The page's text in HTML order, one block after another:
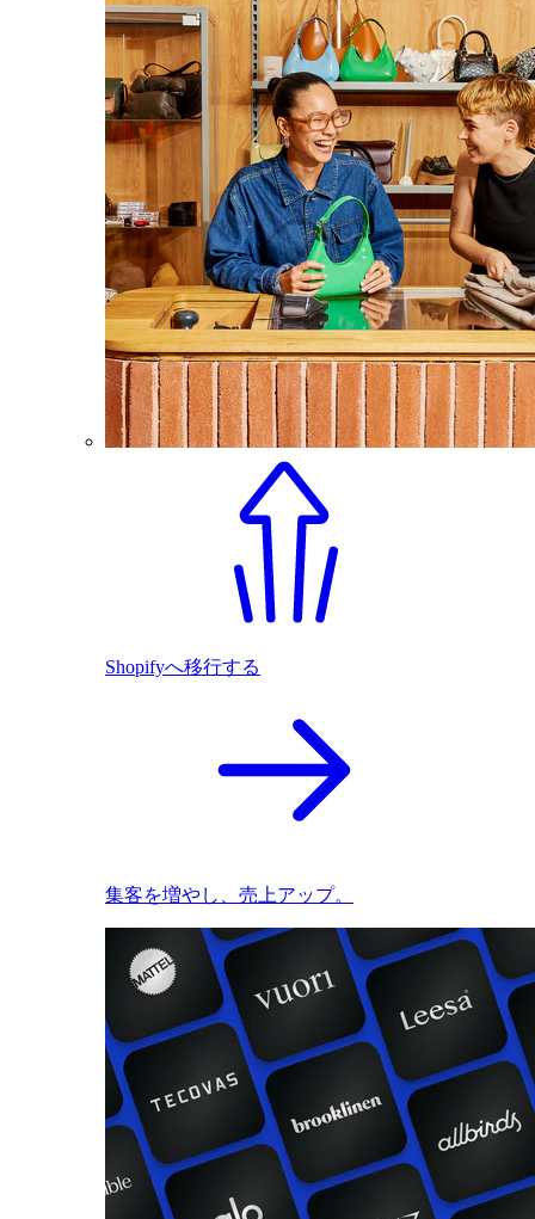
Shopifyへ移行する
集客を増やし、売上アップ。